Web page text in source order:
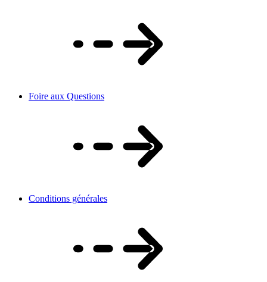
Foire aux Questions
Conditions générales